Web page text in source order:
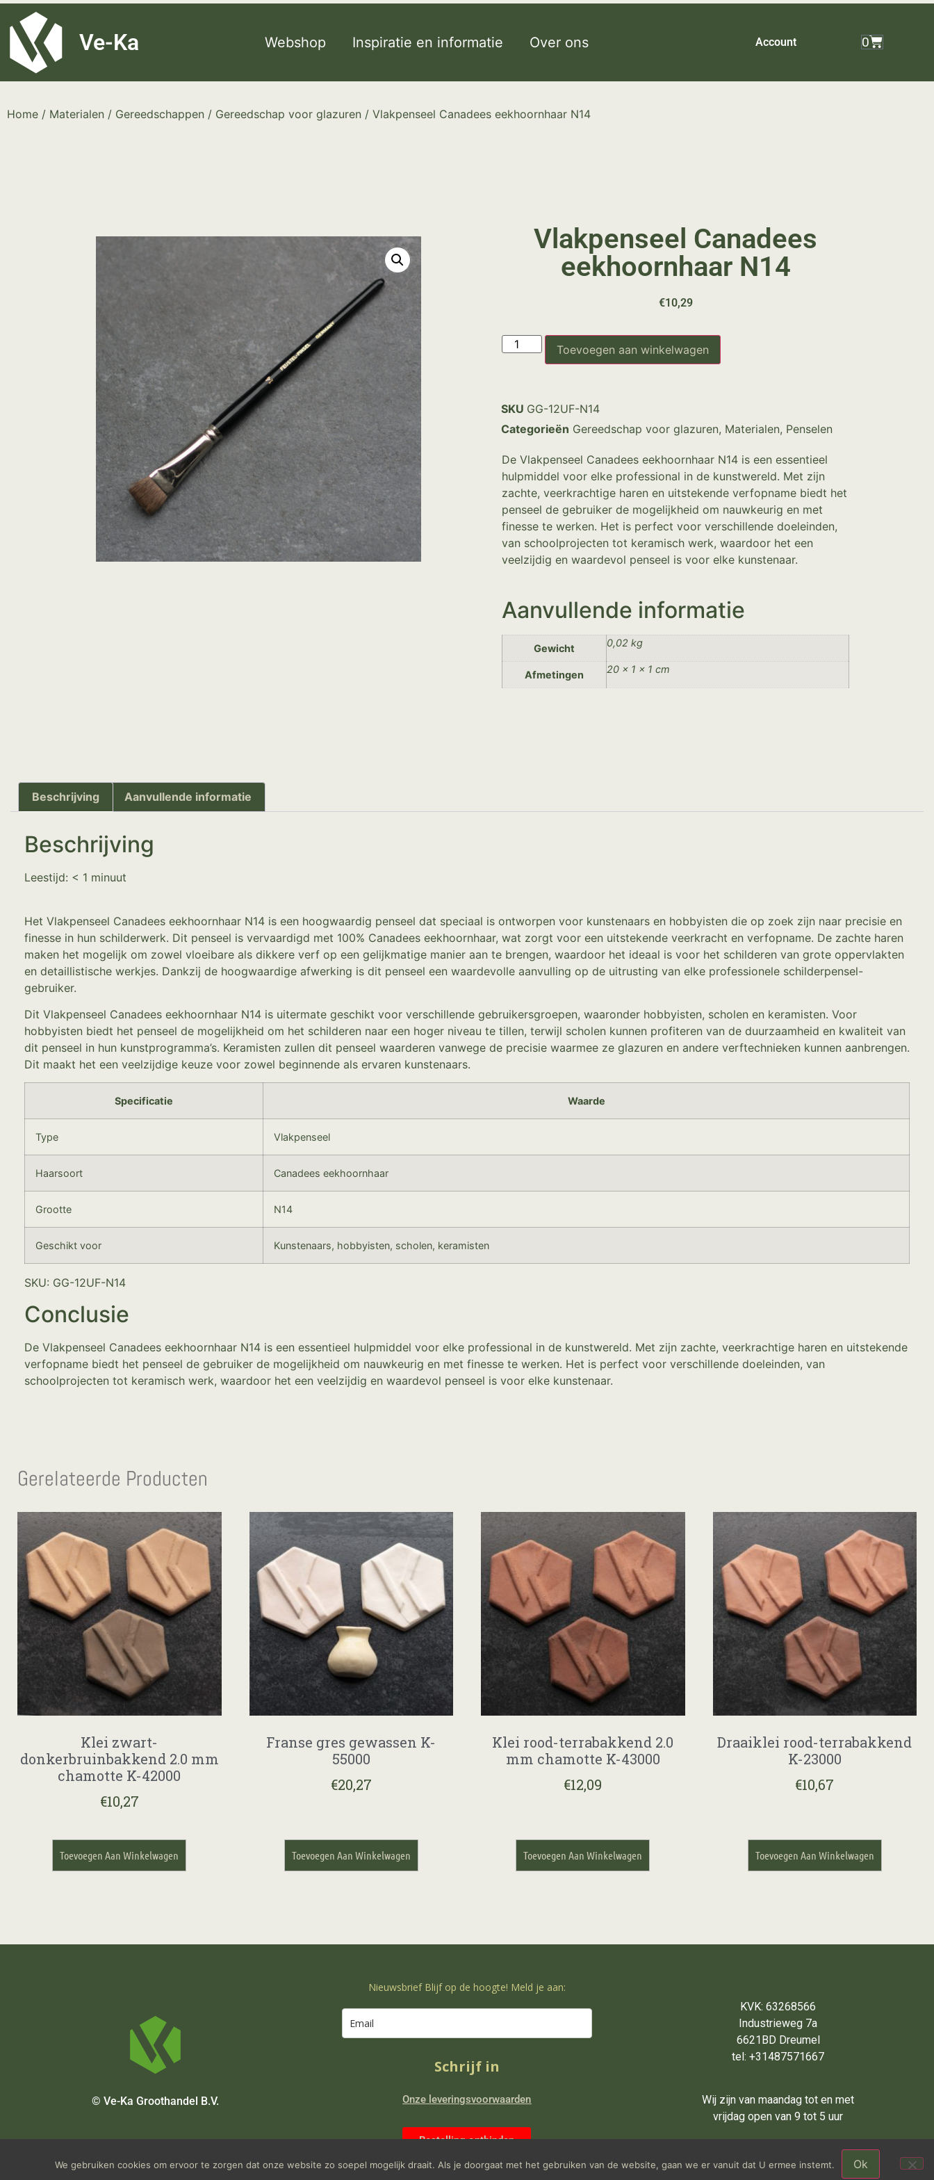
G-8P7N3X5BJ9
Ve-Ka Webshop Inspiratie en informatie Over ons Account 0
Home / Materialen / Gereedschappen / Gereedschap voor glazuren / Vlakpenseel Canadees eekhoornhaar N14
Vlakpenseel Canadees
eekhoornhaar N14
€10,29
Toevoegen aan winkelwagen
SKU GG-12UF-N14
Categorieën Gereedschap voor glazuren, Materialen, Penselen
De Vlakpenseel Canadees eekhoornhaar N14 is een essentieel
hulpmiddel voor elke professional in de kunstwereld. Met zijn
zachte, veerkrachtige haren en uitstekende verfopname biedt het
penseel de gebruiker de mogelijkheid om nauwkeurig en met
finesse te werken. Het is perfect voor verschillende doeleinden,
van schoolprojecten tot keramisch werk, waardoor het een
veelzijdig en waardevol penseel is voor elke kunstenaar.
Aanvullende informatie
Gewicht 0,02 kg
Afmetingen 20 × 1 × 1 cm
Beschrijving Aanvullende informatie
Beschrijving
Leestijd: < 1 minuut
Het Vlakpenseel Canadees eekhoornhaar N14 is een hoogwaardig penseel dat speciaal is ontworpen voor kunstenaars en hobbyisten die op zoek zijn naar precisie en
finesse in hun schilderwerk. Dit penseel is vervaardigd met 100% Canadees eekhoornhaar, wat zorgt voor een uitstekende veerkracht en verfopname. De zachte haren
maken het mogelijk om zowel vloeibare als dikkere verf op een gelijkmatige manier aan te brengen, waardoor het ideaal is voor het schilderen van grote oppervlakten
en detaillistische werkjes. Dankzij de hoogwaardige afwerking is dit penseel een waardevolle aanvulling op de uitrusting van elke professionele schilderpensel-
gebruiker.
Dit Vlakpenseel Canadees eekhoornhaar N14 is uitermate geschikt voor verschillende gebruikersgroepen, waaronder hobbyisten, scholen en keramisten. Voor
hobbyisten biedt het penseel de mogelijkheid om het schilderen naar een hoger niveau te tillen, terwijl scholen kunnen profiteren van de duurzaamheid en kwaliteit van
dit penseel in hun kunstprogramma’s. Keramisten zullen dit penseel waarderen vanwege de precisie waarmee ze glazuren en andere verftechnieken kunnen aanbrengen.
Dit maakt het een veelzijdige keuze voor zowel beginnende als ervaren kunstenaars.
Specificatie Waarde
Type Vlakpenseel
Haarsoort Canadees eekhoornhaar
Grootte N14
Geschikt voor Kunstenaars, hobbyisten, scholen, keramisten
SKU: GG-12UF-N14
Conclusie
De Vlakpenseel Canadees eekhoornhaar N14 is een essentieel hulpmiddel voor elke professional in de kunstwereld. Met zijn zachte, veerkrachtige haren en uitstekende
verfopname biedt het penseel de gebruiker de mogelijkheid om nauwkeurig en met finesse te werken. Het is perfect voor verschillende doeleinden, van
schoolprojecten tot keramisch werk, waardoor het een veelzijdig en waardevol penseel is voor elke kunstenaar.
Gerelateerde Producten
Klei zwart-
donkerbruinbakkend 2.0 mm
chamotte K-42000
€10,27
Toevoegen Aan Winkelwagen
Franse gres gewassen K-
55000
€20,27
Toevoegen Aan Winkelwagen
Klei rood-terrabakkend 2.0
mm chamotte K-43000
€12,09
Toevoegen Aan Winkelwagen
Draaiklei rood-terrabakkend
K-23000
€10,67
Toevoegen Aan Winkelwagen
© Ve-Ka Groothandel B.V.
Nieuwsbrief Blijf op de hoogte! Meld je aan:
Schrijf in
Onze leveringsvoorwaarden
Bestelling ontbinden
KVK: 63268566
Industrieweg 7a
6621BD Dreumel
tel: +31487571667
Wij zijn van maandag tot en met
vrijdag open van 9 tot 5 uur
We gebruiken cookies om ervoor te zorgen dat onze website zo soepel mogelijk draait. Als je doorgaat met het gebruiken van de website, gaan we er vanuit dat U ermee instemt. Ok